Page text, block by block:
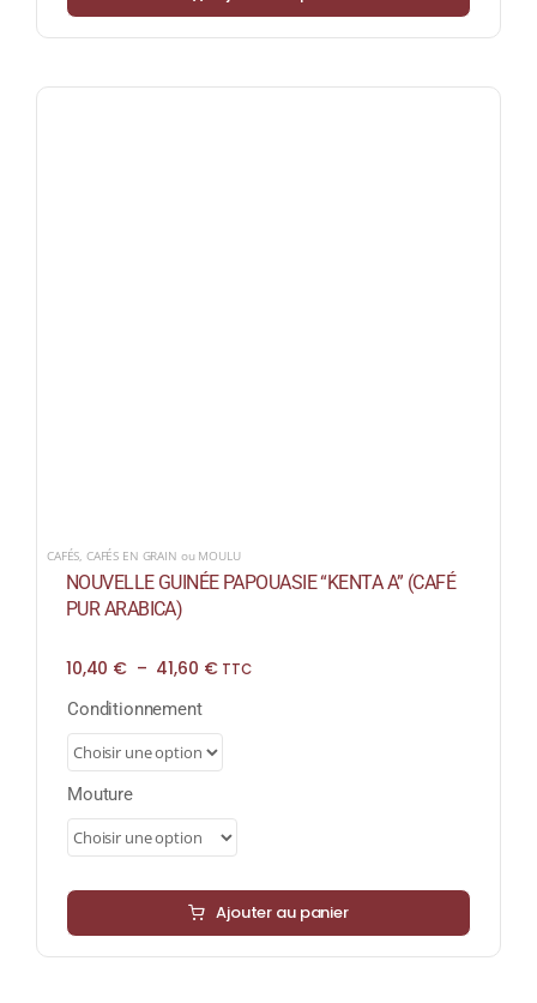
CAFÉS, CAFÉS EN GRAIN ou MOULU
NOUVELLE GUINÉE PAPOUASIE “KENTA A” (CAFÉ
PUR ARABICA)
10,40 € – 41,60 €Plage
à
TTC
Conditionnement
Mouture
Ajouter au panier